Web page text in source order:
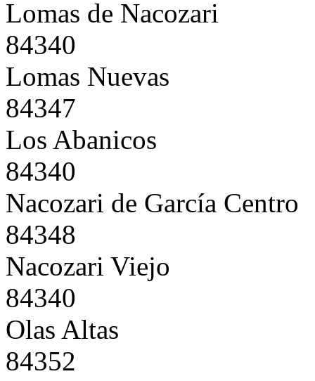
Lomas de Nacozari
84340
Lomas Nuevas
84347
Los Abanicos
84340
Nacozari de García Centro
84348
Nacozari Viejo
84340
Olas Altas
84352